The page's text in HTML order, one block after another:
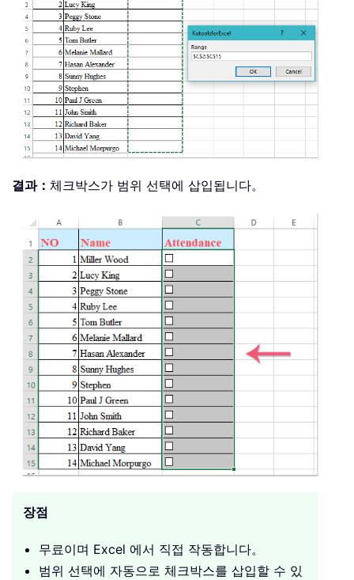
결과： 체크박스가 범위 선택에 삽입됩니다。
장점
무료이며 Excel 에서 직접 작동합니다。
범위 선택에 자동으로 체크박스를 삽입할 수 있